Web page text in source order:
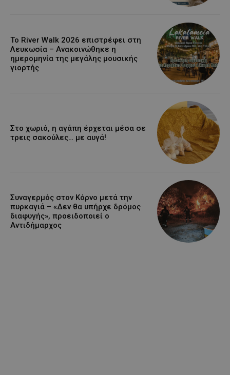
Το River Walk 2026 επιστρέφει στη
Λευκωσία – Ανακοινώθηκε η
ημερομηνία της μεγάλης μουσικής
γιορτής
Στο χωριό, η αγάπη έρχεται μέσα σε
τρεις σακούλες… με αυγά!
Συναγερμός στον Κόρνο μετά την
πυρκαγιά – «Δεν θα υπήρχε δρόμος
διαφυγής», προειδοποιεί ο
Αντιδήμαρχος